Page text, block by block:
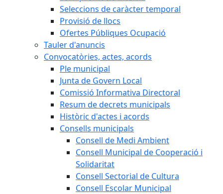
Seleccions de caràcter temporal
Provisió de llocs
Ofertes Públiques Ocupació
Tauler d'anuncis
Convocatòries, actes, acords
Ple municipal
Junta de Govern Local
Comissió Informativa Directoral
Resum de decrets municipals
Històric d'actes i acords
Consells municipals
Consell de Medi Ambient
Consell Municipal de Cooperació i
Solidaritat
Consell Sectorial de Cultura
Consell Escolar Municipal